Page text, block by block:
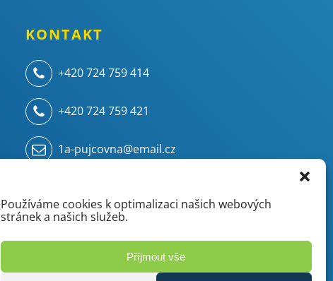
Používáme cookies k optimalizaci našich webových
stránek a našich služeb.
Příjmout vše
KONTAKT
+420 724 759 414
+420 724 759 421
1a-pujcovna@email.cz
500 04 Hradec Králové - Kukleny
(areál ZVU - chemie/mostárna)